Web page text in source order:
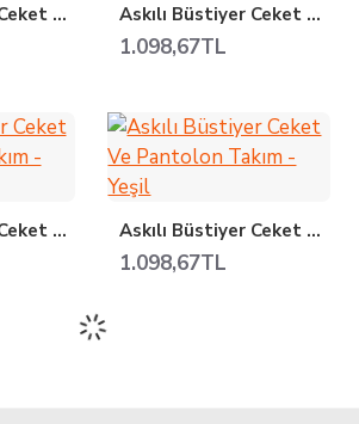
Askılı Büstiyer Ceket Ve Pantolon Takım - Ekru Askılı Büstiyer Ceket Ve Pantolon Takım - Kırmızı
1.098,67TL
Askılı Büstiyer Ceket Ve Pantolon Takım - Siyah Askılı Büstiyer Ceket Ve Pantolon Takım - Yeşil
1.098,67TL